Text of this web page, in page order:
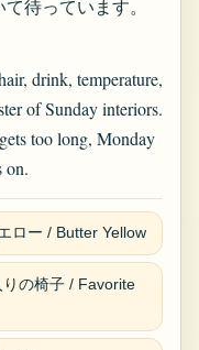
待っています。
drink, temperature,
of Sunday interiors.
too long, Monday
on.
ロー / Butter Yellow
の椅子 / Favorite